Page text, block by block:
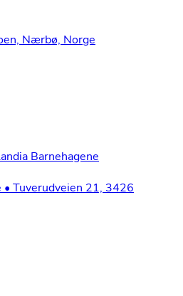
Nærbø, Norge
som miljøterapeut til
Barnehagene
• Tuverudveien 21, 3426
leken, omsorgsfull, og